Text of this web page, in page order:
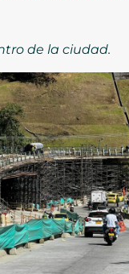
de la ciudad.